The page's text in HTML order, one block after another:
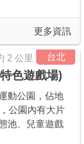
更多資訊
台北
2 公里
色遊戲場)
動公園，佔地
公園內有大片
池、兒童遊戲